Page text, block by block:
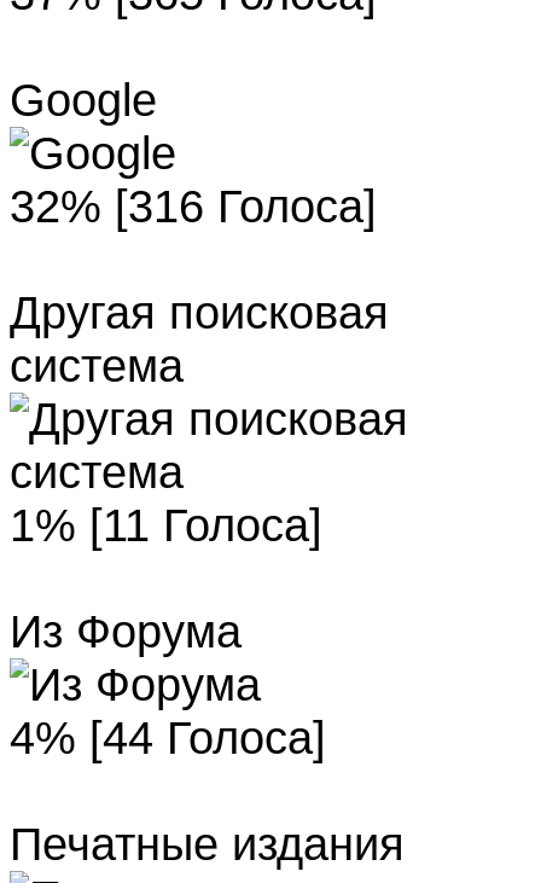
Google
32% [316 Голоса]
Другая поисковая
система
1% [11 Голоса]
Из Форума
4% [44 Голоса]
Печатные издания